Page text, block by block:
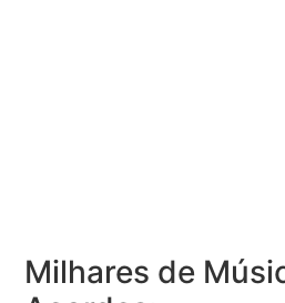
Milhares de